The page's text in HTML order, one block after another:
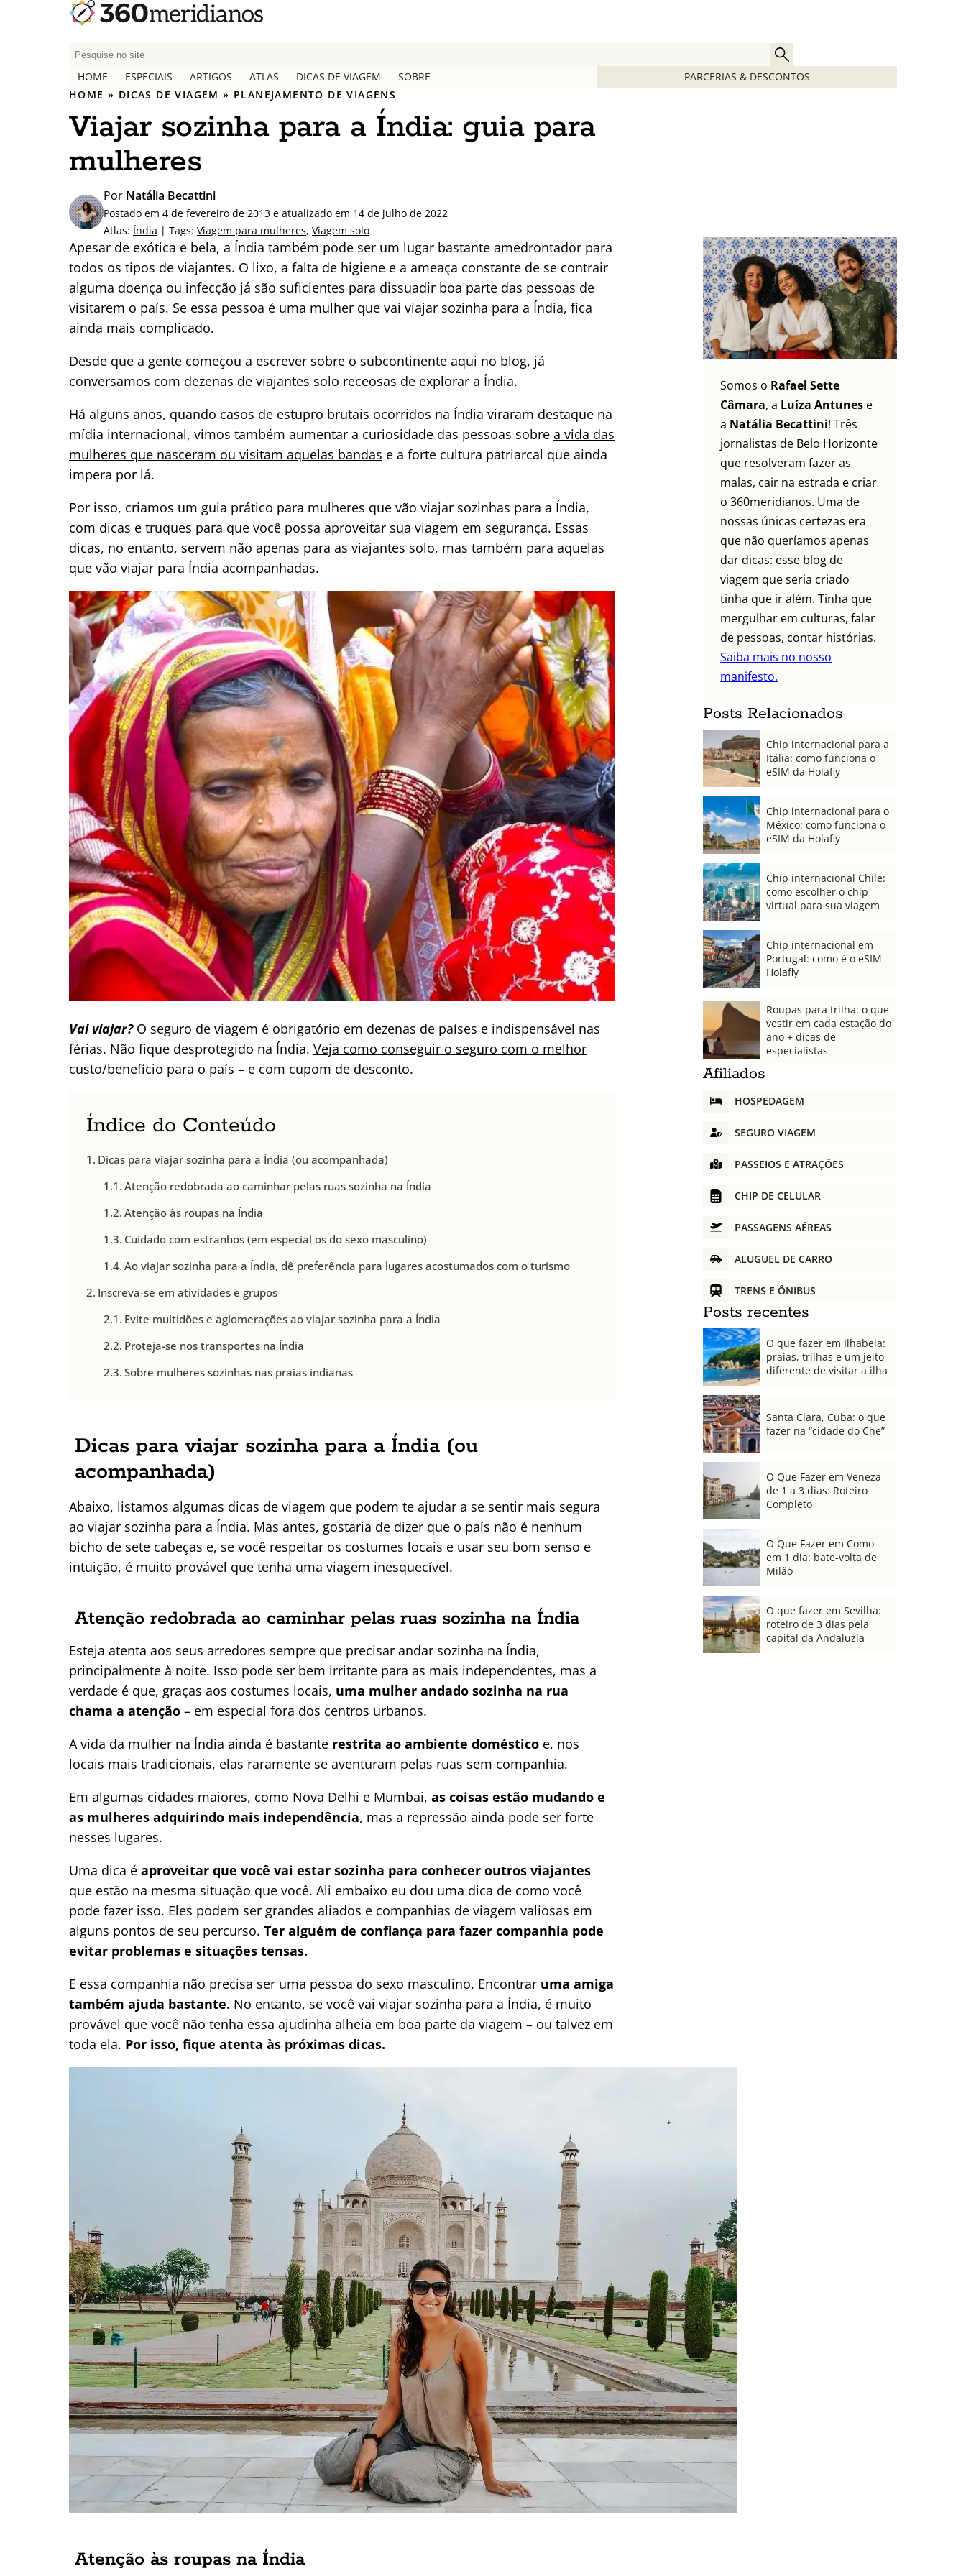
P
q
u
s
a
p
o
r
:
HOME ESPECIAIS ARTIGOS ATLAS DICAS DE VIAGEM SOBRE
PARCERIAS & DESCONTOS
HOME » DICAS DE VIAGEM » PLANEJAMENTO DE VIAGENS
Viajar sozinha para a Índia: guia para
mulheres
Por Natália Becattini
Postado em 4 de fevereiro de 2013 e atualizado em 14 de julho de 2022
Atlas: Índia | Tags: Viagem para mulheres, Viagem solo
Apesar de exótica e bela, a Índia também pode ser um lugar bastante amedrontador para
todos os tipos de viajantes. O lixo, a falta de higiene e a ameaça constante de se contrair
alguma doença ou infecção já são suficientes para dissuadir boa parte das pessoas de
visitarem o país. Se essa pessoa é uma mulher que vai viajar sozinha para a Índia, fica
ainda mais complicado.
Desde que a gente começou a escrever sobre o subcontinente aqui no blog, já
conversamos com dezenas de viajantes solo receosas de explorar a Índia.
Há alguns anos, quando casos de estupro brutais ocorridos na Índia viraram destaque na
mídia internacional, vimos também aumentar a curiosidade das pessoas sobre a vida das
mulheres que nasceram ou visitam aquelas bandas e a forte cultura patriarcal que ainda
impera por lá.
Por isso, criamos um guia prático para mulheres que vão viajar sozinhas para a Índia,
com dicas e truques para que você possa aproveitar sua viagem em segurança. Essas
dicas, no entanto, servem não apenas para as viajantes solo, mas também para aquelas
que vão viajar para Índia acompanhadas.
Vai viajar? O seguro de viagem é obrigatório em dezenas de países e indispensável nas
férias. Não fique desprotegido na Índia. Veja como conseguir o seguro com o melhor
custo/benefício para o país – e com cupom de desconto.
Índice do Conteúdo
Dicas para viajar sozinha para a Índia (ou acompanhada)
Atenção redobrada ao caminhar pelas ruas sozinha na Índia
Atenção às roupas na Índia
Cuidado com estranhos (em especial os do sexo masculino)
Ao viajar sozinha para a Índia, dê preferência para lugares acostumados com o turismo
Inscreva-se em atividades e grupos
Evite multidões e aglomerações ao viajar sozinha para a Índia
Proteja-se nos transportes na Índia
Sobre mulheres sozinhas nas praias indianas
Dicas para viajar sozinha para a Índia (ou
acompanhada)
Abaixo, listamos algumas dicas de viagem que podem te ajudar a se sentir mais segura
ao viajar sozinha para a Índia. Mas antes, gostaria de dizer que o país não é nenhum
bicho de sete cabeças e, se você respeitar os costumes locais e usar seu bom senso e
intuição, é muito provável que tenha uma viagem inesquecível.
Atenção redobrada ao caminhar pelas ruas sozinha na Índia
Esteja atenta aos seus arredores sempre que precisar andar sozinha na Índia,
principalmente à noite. Isso pode ser bem irritante para as mais independentes, mas a
verdade é que, graças aos costumes locais, uma mulher andado sozinha na rua
chama a atenção – em especial fora dos centros urbanos.
A vida da mulher na Índia ainda é bastante restrita ao ambiente doméstico e, nos
locais mais tradicionais, elas raramente se aventuram pelas ruas sem companhia.
Em algumas cidades maiores, como Nova Delhi e Mumbai, as coisas estão mudando e
as mulheres adquirindo mais independência, mas a repressão ainda pode ser forte
nesses lugares.
Uma dica é aproveitar que você vai estar sozinha para conhecer outros viajantes
que estão na mesma situação que você. Ali embaixo eu dou uma dica de como você
pode fazer isso. Eles podem ser grandes aliados e companhias de viagem valiosas em
alguns pontos de seu percurso. Ter alguém de confiança para fazer companhia pode
evitar problemas e situações tensas.
E essa companhia não precisa ser uma pessoa do sexo masculino. Encontrar uma amiga
também ajuda bastante. No entanto, se você vai viajar sozinha para a Índia, é muito
provável que você não tenha essa ajudinha alheia em boa parte da viagem – ou talvez em
toda ela. Por isso, fique atenta às próximas dicas.
Atenção às roupas na Índia
Somos o Rafael Sette
Câmara, a Luíza Antunes e
a Natália Becattini! Três
jornalistas de Belo Horizonte
que resolveram fazer as
malas, cair na estrada e criar
o 360meridianos. Uma de
nossas únicas certezas era
que não queríamos apenas
dar dicas: esse blog de
viagem que seria criado
tinha que ir além. Tinha que
mergulhar em culturas, falar
de pessoas, contar histórias.
Saiba mais no nosso
manifesto.
Posts Relacionados
Chip internacional para a
Itália: como funciona o
eSIM da Holafly
Chip internacional para o
México: como funciona o
eSIM da Holafly
Chip internacional Chile:
como escolher o chip
virtual para sua viagem
Chip internacional em
Portugal: como é o eSIM
Holafly
Roupas para trilha: o que
vestir em cada estação do
ano + dicas de
especialistas
Afiliados
HOSPEDAGEM
SEGURO VIAGEM
PASSEIOS E ATRAÇÕES
CHIP DE CELULAR
PASSAGENS AÉREAS
ALUGUEL DE CARRO
TRENS E ÔNIBUS
Posts recentes
O que fazer em Ilhabela:
praias, trilhas e um jeito
diferente de visitar a ilha
Santa Clara, Cuba: o que
fazer na “cidade do Che”
O Que Fazer em Veneza
de 1 a 3 dias: Roteiro
Completo
O Que Fazer em Como
em 1 dia: bate-volta de
Milão
O que fazer em Sevilha:
roteiro de 3 dias pela
capital da Andaluzia